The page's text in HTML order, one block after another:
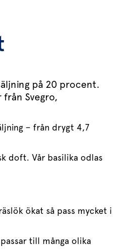
på 20 procent.
Svegro,
– från drygt 4,7
doft. Vår basilika odlas
ökat så pass mycket i
till många olika